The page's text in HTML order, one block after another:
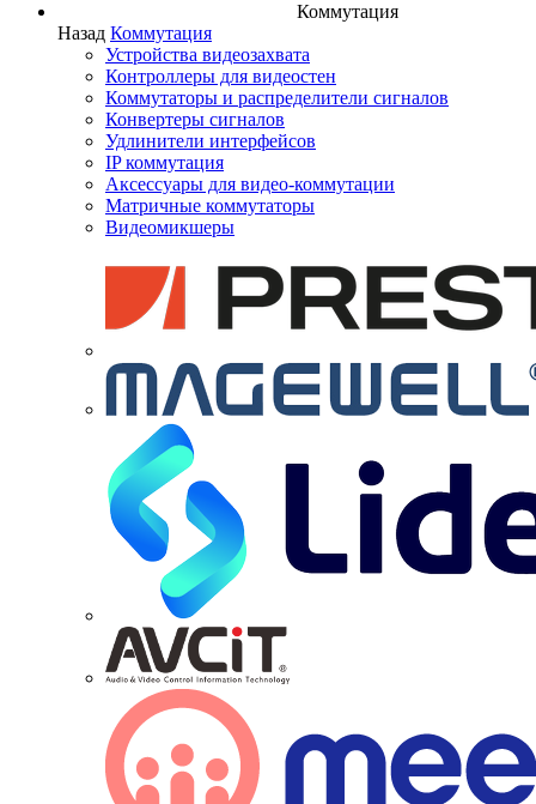
Коммутация
Назад Коммутация
Устройства видеозахвата
Контроллеры для видеостен
Коммутаторы и распределители сигналов
Конвертеры сигналов
Удлинители интерфейсов
IP коммутация
Аксессуары для видео-коммутации
Матричные коммутаторы
Видеомикшеры